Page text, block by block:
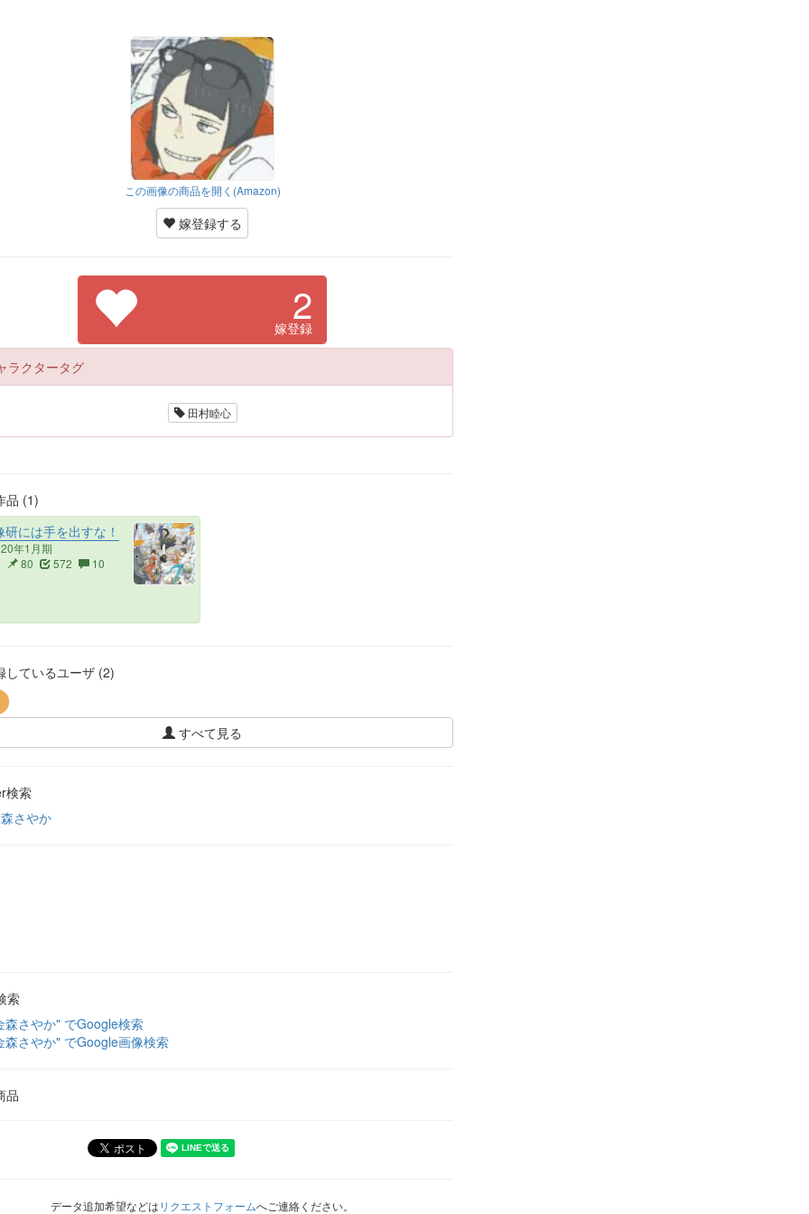
この画像の商品を開く(Amazon)
嫁登録する
2
嫁登録
ラクタータグ
田村睦心
品 (1)
には手を出すな！
年1月期
80 572 10
ているユーザ (2)
すべて見る
検索
さやか
索
森さやか" でGoogle検索
森さやか" でGoogle画像検索
品
データ追加希望などはリクエストフォームへご連絡ください。